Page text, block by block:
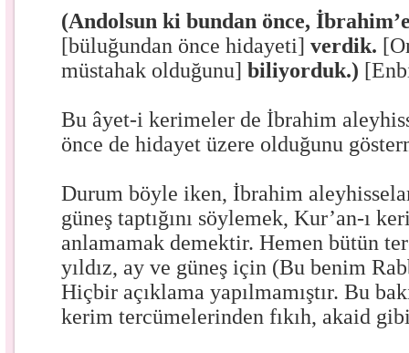
(Andolsun ki bundan önce,
[büluğundan önce hidayeti]verdik.
müstahak olduğunu]biliyorduk.)
Bu âyet-i kerimeler de İbrahim
önce de hidayet üzere olduğunu
Durum böyle iken, İbrahim
güneş taptığını söylemek, Kur’an-ı
anlamamak demektir. Hemen bütün
yıldız, ay ve güneş için (Bu benim
Hiçbir açıklama yapılmamıştır. Bu
kerim tercümelerinden fıkıh, akaid